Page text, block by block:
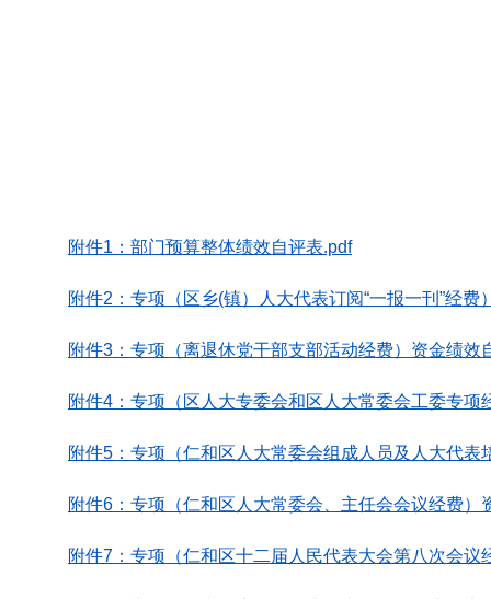
附件1：部门预算整体绩效自评表.pdf
附件2：专项（区乡(镇）人大代表订阅“一报一刊”经费
附件3：专项（离退休党干部支部活动经费）资金绩效
附件4：专项（区人大专委会和区人大常委会工委专项
附件5：专项（仁和区人大常委会组成人员及人大代表
附件6：专项（仁和区人大常委会、主任会会议经费）
附件7：专项（仁和区十二届人民代表大会第八次会议